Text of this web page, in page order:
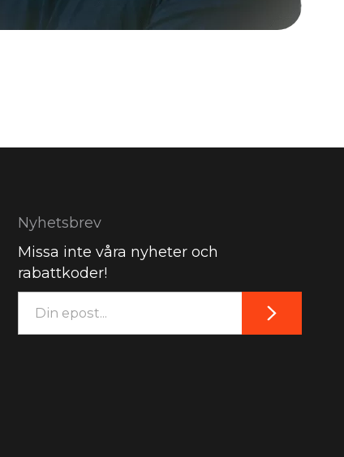
Nyhetsbrev
Missa inte våra nyheter och
rabattkoder!